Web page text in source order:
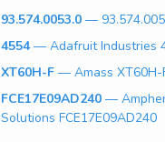
93.574.0053.0 —
4554— Adafruit Industries
XT60H-F — Amass XT60H-
FCE17E09AD240 —
Solutions FCE17E09AD240